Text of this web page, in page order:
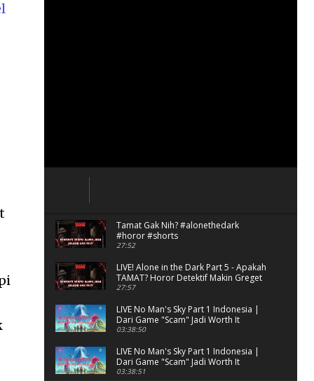
Tamat Gak Nih? #alonethedark
#horor #shorts
27:52
LIVE! Alone in the Dark Part 5 - Apakah
TAMAT? Horor Detektif Makin Greget
27:57
LIVE No Man's Sky Part 1 Indonesia |
Dari Game "Scam" Jadi Worth It
Banget?
03:38:50
LIVE No Man's Sky Part 1 Indonesia |
Dari Game "Scam" Jadi Worth It
Banget? (Portrait)
03:38:51